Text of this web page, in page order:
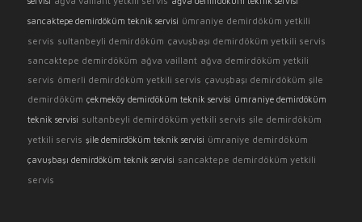
sancaktepe demirdöküm teknik servisi ümraniye demirdöküm yetkili
servis sultanbeyli demirdöküm çavuşbaşı demirdöküm yetkili servis
sancaktepe demirdöküm ağva vaillant ağva demirdöküm yetkili
servis ömerli demirdöküm yetkili servis çavuşbaşı demirdöküm şile
demirdöküm çekmeköy demirdöküm teknik servisi ümraniye demirdöküm
teknik servisi sultanbeyli demirdöküm yetkili servis şile demirdöküm
yetkili servis şile demirdöküm teknik servisi ümraniye demirdöküm
çavuşbaşı demirdöküm teknik servisi sancaktepe demirdöküm yetkili
servis